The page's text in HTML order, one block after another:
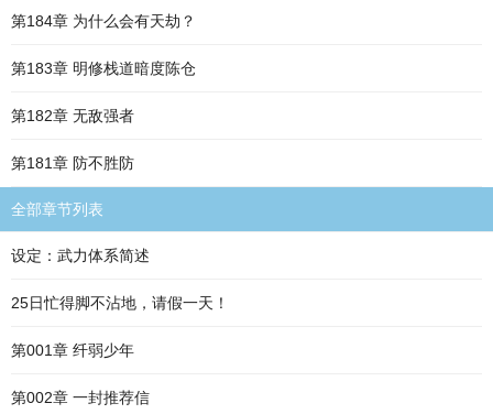
第184章 为什么会有天劫？
第183章 明修栈道暗度陈仓
第182章 无敌强者
第181章 防不胜防
全部章节列表
设定：武力体系简述
25日忙得脚不沾地，请假一天！
第001章 纤弱少年
第002章 一封推荐信